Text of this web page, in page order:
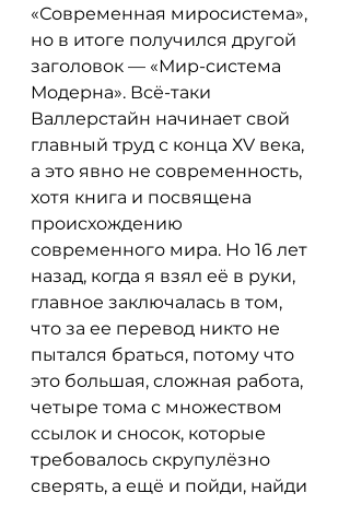
«Современная миросистема»,
но в итоге получился другой
заголовок — «Мир-система
Модерна». Всё-таки
Валлерстайн начинает свой
главный труд с конца ХV века,
а это явно не современность,
хотя книга и посвящена
происхождению
современного мира. Но 16 лет
назад, когда я взял её в руки,
главное заключалась в том,
что за ее перевод никто не
пытался браться, потому что
это большая, сложная работа,
четыре тома с множеством
ссылок и сносок, которые
требовалось скрупулёзно
сверять, а ещё и пойди, найди